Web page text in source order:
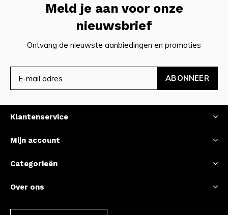
Meld je aan voor onze
nieuwsbrief
Ontvang de nieuwste aanbiedingen en promoties
ABONNEER
Klantenservice
Mijn account
Categorieën
Over ons